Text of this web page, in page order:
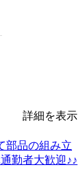
詳細を表示